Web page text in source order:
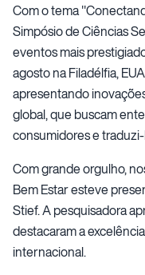
Com o tema
Simpósio de Ciências
eventos mais
agosto na Filadélfia,
apresentando
global, que buscam
consumidores e
Com grande orgulho,
Bem Estar esteve
Stief. A pesquisadora
destacaram a
internacional.